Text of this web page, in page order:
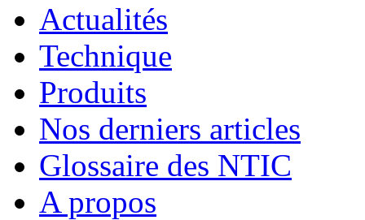
Actualités
Technique
Produits
Nos derniers articles
Glossaire des NTIC
A propos